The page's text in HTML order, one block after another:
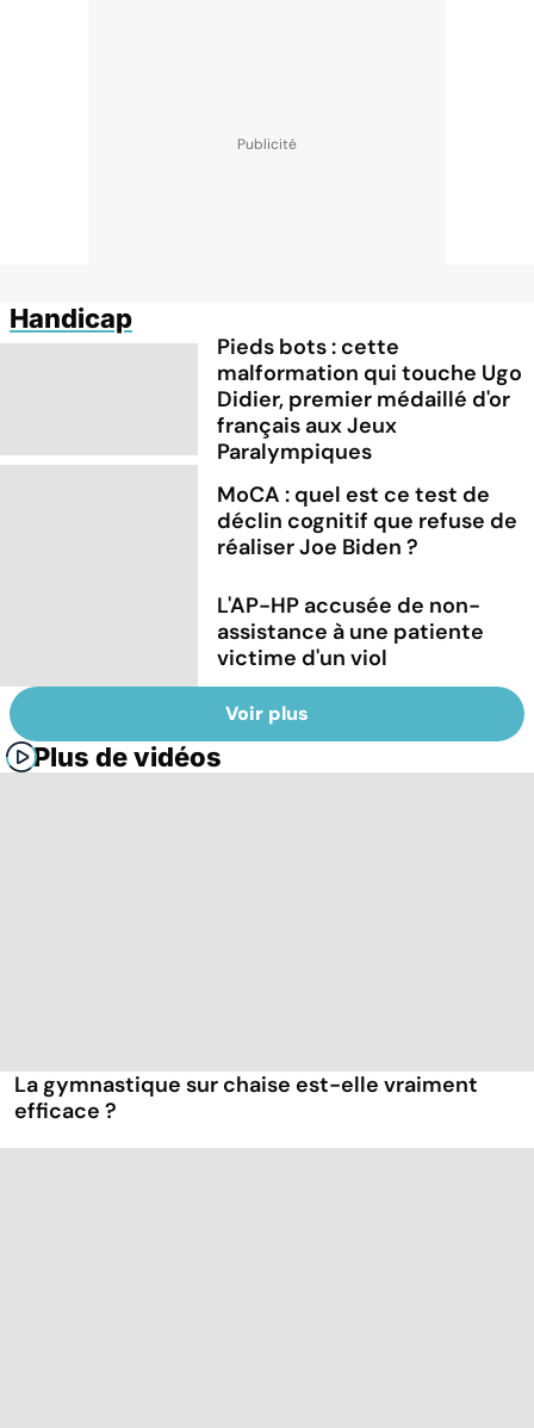
Handicap
Pieds bots : cette
malformation qui touche Ugo
Didier, premier médaillé d'or
français aux Jeux
Paralympiques
MoCA : quel est ce test de
déclin cognitif que refuse de
réaliser Joe Biden ?
L'AP-HP accusée de non-
assistance à une patiente
victime d'un viol
Voir plus
Plus de vidéos
La gymnastique sur chaise est-elle vraiment
efficace ?